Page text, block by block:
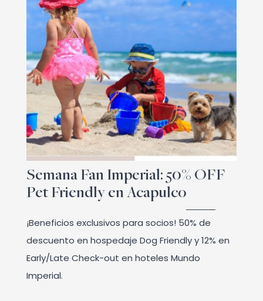
Semana Fan Imperial: 50% OFF
Pet Friendly en Acapulco
¡Beneficios exclusivos para socios! 50% de
descuento en hospedaje Dog Friendly y 12% en
Early/Late Check-out en hoteles Mundo
Imperial.